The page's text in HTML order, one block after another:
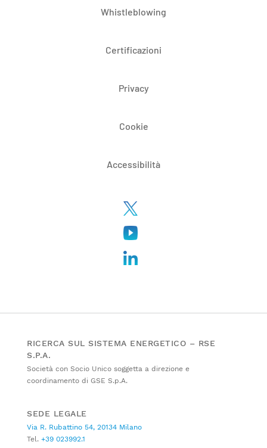
Whistleblowing
Certificazioni
Privacy
Cookie
Accessibilità
RICERCA SUL SISTEMA ENERGETICO – RSE
S.P.A.
Società con Socio Unico soggetta a direzione e
coordinamento di GSE S.p.A.
SEDE LEGALE
Via R. Rubattino 54, 20134 Milano
Tel. +39 023992.1